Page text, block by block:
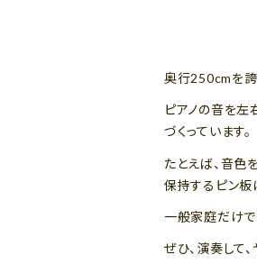
奥行250cmを誇
ピアノの音を左
づくっています。
たとえば、音色
保持するピン板
一般家庭だけで
ぜひ、演奏して